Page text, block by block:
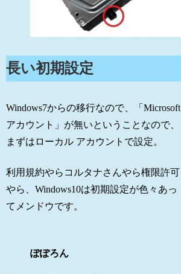
長い初期設定
Windows7からの移行なので、「Microsoft
アカウント」が無いということなので、
まずはローカル アカウントで設定。
利用規約やらコルタナさんやら権限許可
やら、Windows10は初期設定が色々あっ
てメンドウです。
ぽぽろん